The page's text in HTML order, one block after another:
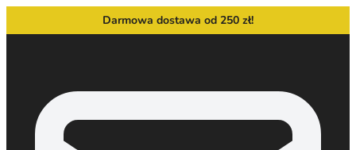
Darmowa dostawa od 250 zł!